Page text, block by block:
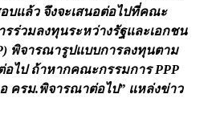
บแล้ว จึงจะเสนอต่อไปที่คณะ
ร่วมลงทุนระหว่างรัฐและเอกชน
พิจารณารูปแบบการลงทุนตาม
อไป ถ้าหากคณะกรรมการ PPP
ครม.พิจารณาต่อไป” แหล่งข่าว